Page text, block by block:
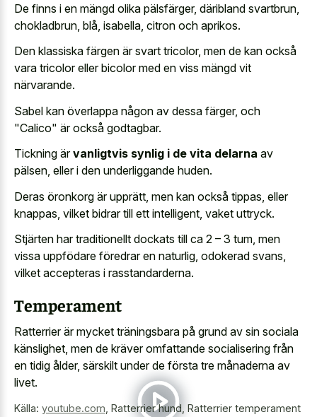
De finns i en mängd olika pälsfärger, däribland svartbrun,
chokladbrun, blå, isabella, citron och aprikos.
Den klassiska färgen är svart tricolor, men de kan också
vara tricolor eller bicolor med en viss mängd vit
närvarande.
Sabel kan överlappa någon av dessa färger, och
"Calico" är också godtagbar.
Tickning ärvanligtvis synlig i de vita delarna av
pälsen, eller i den underliggande huden.
Deras öronkorg är upprätt, men kan också tippas, eller
knappas, vilket bidrar till ett intelligent, vaket uttryck.
Stjärten har traditionellt dockats till ca 2 – 3 tum, men
vissa uppfödare föredrar en naturlig, odokerad svans,
vilket accepteras i rasstandarderna.
Temperament
Ratterrier är mycket träningsbara på grund av sin sociala
känslighet, men de kräver omfattande socialisering från
en tidig ålder, särskilt under de första tre månaderna av
livet.
Källa: youtube.com Ratterrier hund, Ratterrier temperament